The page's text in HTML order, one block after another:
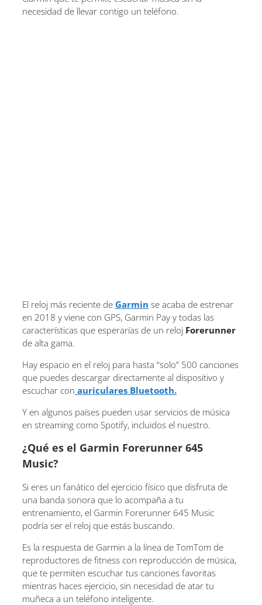
necesidad de llevar contigo un teléfono.
El reloj más reciente de Garmin se acaba de estrenar
en 2018 y viene con GPS, Garmin Pay y todas las
características que esperarías de un reloj Forerunner
de alta gama.
Hay espacio en el reloj para hasta “solo” 500 canciones
que puedes descargar directamente al dispositivo y
escuchar con auriculares Bluetooth.
Y en algunos países pueden usar servicios de música
en streaming como Spotify, incluidos el nuestro.
¿Qué es el Garmin Forerunner 645
Music?
Si eres un fanático del ejercicio físico que disfruta de
una banda sonora que lo acompaña a tu
entrenamiento, el Garmin Forerunner 645 Music
podría ser el reloj que estás buscando.
Es la respuesta de Garmin a la línea de TomTom de
reproductores de fitness con reproducción de música,
que te permiten escuchar tus canciones favoritas
mientras haces ejercicio, sin necesidad de atar tu
muñeca a un teléfono inteligente.